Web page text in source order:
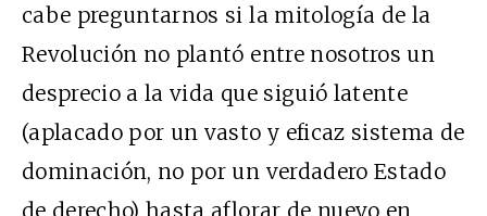
cabe preguntarnos si la mitología de la
Revolución no plantó entre nosotros un
desprecio a la vida que siguió latente
(aplacado por un vasto y eficaz sistema de
dominación, no por un verdadero Estado